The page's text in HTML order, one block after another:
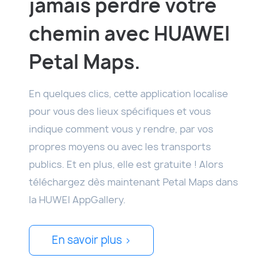
jamais perdre votre
chemin avec HUAWEI
Petal Maps.
En quelques clics, cette application localise
pour vous des lieux spécifiques et vous
indique comment vous y rendre, par vos
propres moyens ou avec les transports
publics. Et en plus, elle est gratuite ! Alors
téléchargez dès maintenant Petal Maps dans
la HUWEI AppGallery.
En savoir plus >